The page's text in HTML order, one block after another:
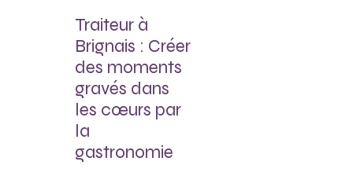
Traiteur à
Brignais : Créer
des moments
gravés dans
les cœurs par
la
gastronomie